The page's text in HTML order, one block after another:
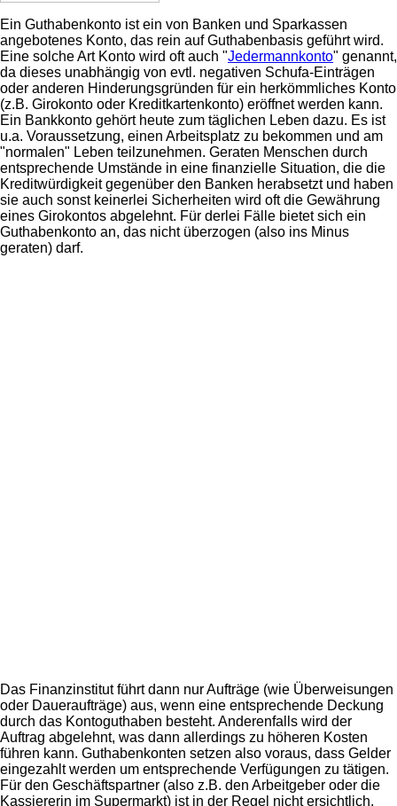
Ein Guthabenkonto ist ein von Banken und Sparkassen
angebotenes Konto, das rein auf Guthabenbasis geführt wird.
Eine solche Art Konto wird oft auch "Jedermannkonto" genannt,
da dieses unabhängig von evtl. negativen Schufa-Einträgen
oder anderen Hinderungsgründen für ein herkömmliches Konto
(z.B. Girokonto oder Kreditkartenkonto) eröffnet werden kann.
Ein Bankkonto gehört heute zum täglichen Leben dazu. Es ist
u.a. Voraussetzung, einen Arbeitsplatz zu bekommen und am
"normalen" Leben teilzunehmen. Geraten Menschen durch
entsprechende Umstände in eine finanzielle Situation, die die
Kreditwürdigkeit gegenüber den Banken herabsetzt und haben
sie auch sonst keinerlei Sicherheiten wird oft die Gewährung
eines Girokontos abgelehnt. Für derlei Fälle bietet sich ein
Guthabenkonto an, das nicht überzogen (also ins Minus
geraten) darf.
Das Finanzinstitut führt dann nur Aufträge (wie Überweisungen
oder Daueraufträge) aus, wenn eine entsprechende Deckung
durch das Kontoguthaben besteht. Anderenfalls wird der
Auftrag abgelehnt, was dann allerdings zu höheren Kosten
führen kann. Guthabenkonten setzen also voraus, dass Gelder
eingezahlt werden um entsprechende Verfügungen zu tätigen.
Für den Geschäftspartner (also z.B. den Arbeitgeber oder die
Kassiererin im Supermarkt) ist in der Regel nicht ersichtlich,